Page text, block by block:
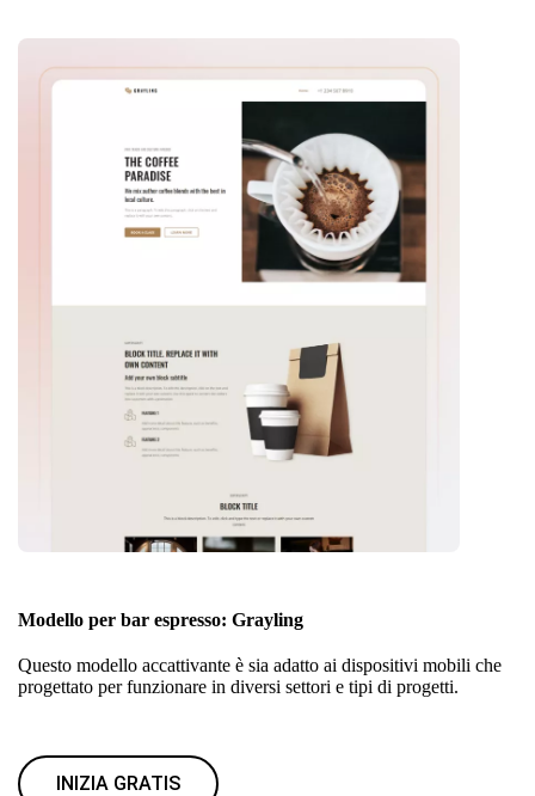
Modello per bar espresso: Grayling
Questo modello accattivante è sia adatto ai dispositivi mobili che
progettato per funzionare in diversi settori e tipi di progetti.
INIZIA GRATIS